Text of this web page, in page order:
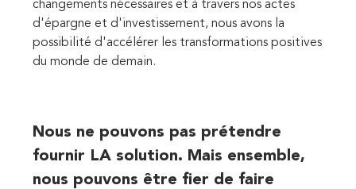
changements nécessaires et à travers nos actes
d'épargne et d'investissement, nous avons la
possibilité d'accélérer les transformations positives
du monde de demain.
Nous ne pouvons pas prétendre
fournir LA solution. Mais ensemble,
nous pouvons être fier de faire